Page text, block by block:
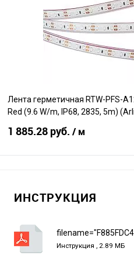
В избранное
В
Лента герметичная RTW-PFS-
Red (9.6 W/m, IP68, 2835, 5m)
1 885.28 руб. / м
В избранное
В
ИНСТРУКЦИЯ
Инструкция , 2.89 МБ